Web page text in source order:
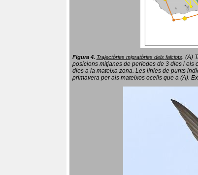
Figura 4. Trajectòries migratòries dels falciots. (A)
posicions mitjanes de períodes de 3 dies i els
dies a la mateixa zona. Les línies de punts
primavera per als mateixos ocells que a (A).